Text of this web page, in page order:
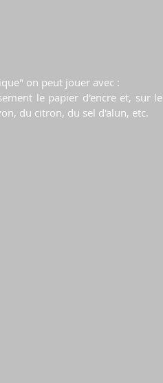
on peut jouer avec :
le papier d'encre et, sur le
du citron, du sel d'alun, etc.